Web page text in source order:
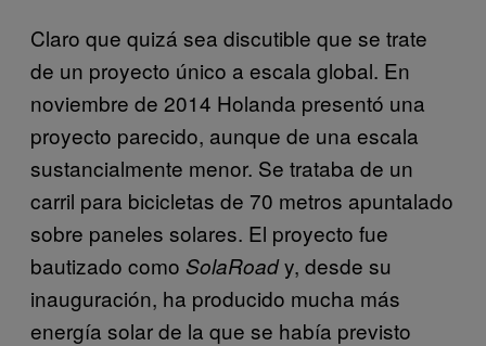
Claro que quizá sea discutible que se trate
de un proyecto único a escala global. En
noviembre de 2014 Holanda presentó una
proyecto parecido, aunque de una escala
sustancialmente menor. Se trataba de un
carril para bicicletas de 70 metros apuntalado
sobre paneles solares. El proyecto fue
bautizado como SolaRoady, desde su
inauguración, ha producido mucha más
energía solar de la que se había previsto